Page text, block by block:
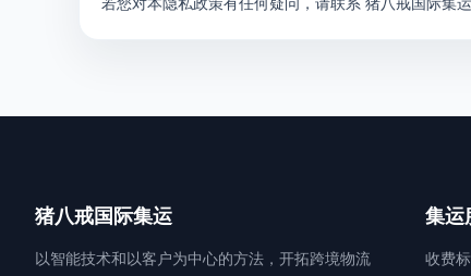
猪八戒国际集运
以智能技术和以客户为中心的方法，开拓跨境物流
集运
收费